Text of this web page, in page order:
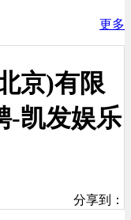
更多
京)有限
-凯发娱乐
分享到：